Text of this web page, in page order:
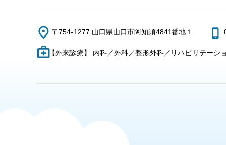
〒754-1277 山口県山口市阿知須4841番地１
【外来診療】 内科／外科／整形外科／リハビリテーシ